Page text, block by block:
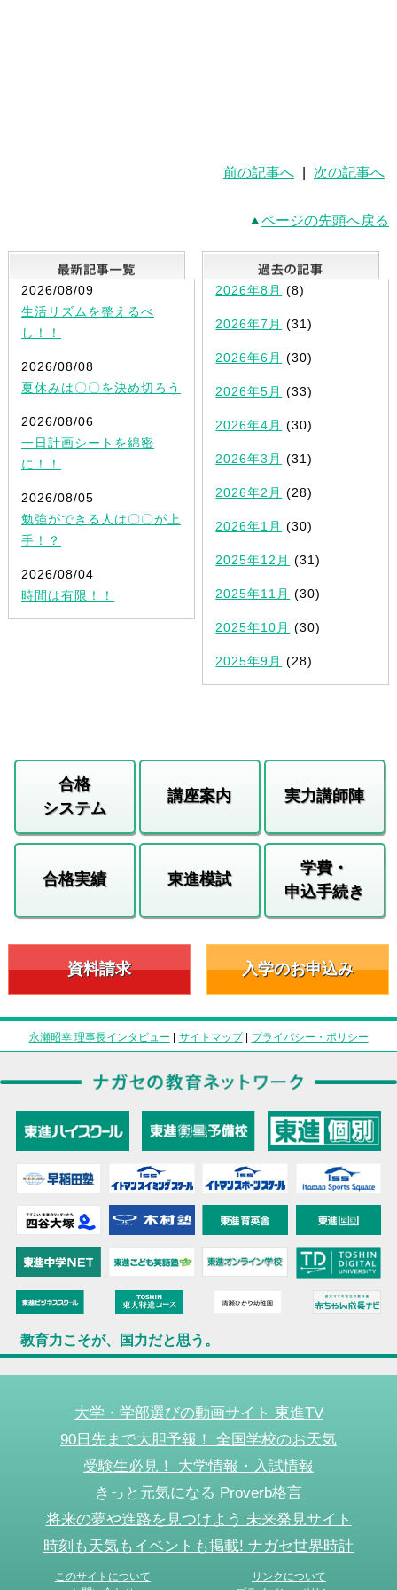
前の記事へ 次の記事へ
ページの先頭へ戻る
最新記事一覧
2026/08/09
生活リズムを整えるべ
し！！
2026/08/08
夏休みは〇〇を決め切ろう
2026/08/06
一日計画シートを綿密
に！！
2026/08/05
勉強ができる人は〇〇が上
手！？
2026/08/04
時間は有限！！
2026年8月 (8)
2026年7月 (31)
2026年6月 (30)
2026年5月 (33)
2026年4月 (30)
2026年3月 (31)
2026年2月 (28)
2026年1月 (30)
2025年12月 (31)
2025年11月 (30)
2025年10月 (30)
2025年9月 (28)
合格
システム
講座案内 実力講師陣
合格実績 東進模試
学費・
申込手続き
資料請求 入学のお申込み
永瀬昭幸 理事長インタビュー | サイトマップ| プライバシー・ポリシー
教育力こそが、国力だと思う。
大学・学部選びの動画サイト 東進TV
90日先まで大胆予報！ 全国学校のお天気
受験生必見！ 大学情報・入試情報
きっと元気になる Proverb格言
将来の夢や進路を見つけよう 未来発見サイト
時刻も天気もイベントも掲載! ナガセ世界時計
このサイトについて
リンクについて